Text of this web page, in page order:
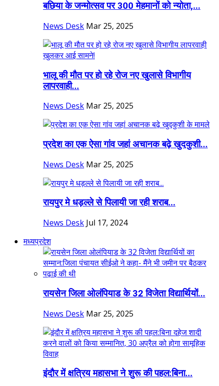
बछिया के जन्मोत्सव पर 300 मेहमानों को न्योता,...
News Desk Mar 25, 2025
भालू की मौत पर हो रहे रोज नए खुलासे विभागीय
लापरवाही...
News Desk Mar 25, 2025
प्रदेश का एक ऐसा गांव जहां अचानक बढ़े खुदकुशी...
News Desk Mar 25, 2025
रायपुर मे धड़ल्ले से पिलायी जा रही शराब...
News Desk Jul 17, 2024
मध्यप्रदेश
रायसेन जिला ओलंपियाड के 32 विजेता विद्यार्थियों...
News Desk Mar 25, 2025
इंदौर में क्षत्रिय महासभा ने शुरू की पहल:बिना...